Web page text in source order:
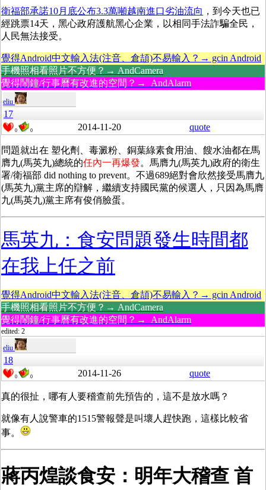
衛福部承諾10月底公布3.3萬噸越南進口劣油流向 ，到今天也已
經跳票14天，黑心政府護航黑心企業，以相同手法詐騙全民，
人民無法接受。
覺得Android中文輸入法(注音、倉頡)不易輸入？→ gcin Android
手機照相看照片不方便？→ AndCamera
覺得鬧鐘/行事曆有改進的空間？→ AndAlarm
eliu
17
0 0 2014-11-20 quote
問題就出在 塑化劑、毒澱粉、銅葉綠素食用油、餿水油都在馬
膺九(馬英九)總統的任內一再爆發。馬膺九(馬英九)政府的衛生
署/衛福部 did nothing to prevent。 不過689絕對會欣然接受馬膺九
(馬英九)黨主席的辯解，繼續支持國民黨的候選人，只因為馬膺
九(馬英九)黨主席有俊俏臉蛋。
馬英九：食安問題發生時間都
在我上任之前
覺得Android中文輸入法(注音、倉頡)不易輸入？→ gcin Android
手機照相看照片不方便？→ AndCamera
覺得鬧鐘/行事曆有改進的空間？→ AndAlarm
edited: 2
eliu
18
0 0 2014-11-26 quote
真的很扯，哪有人要稽查前先預告的，這不是放水嗎？
就像有人說警車的1515警報聲是叫壞人趕快跑，這樣比較省
事。
蔣丙煌談食安：明年大稽查 首